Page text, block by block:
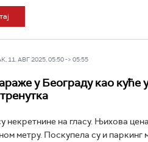
АВГ 2025, 05:50 -> 05:55
у Београду као куће
некретнине на гласу. Њихова
метру. Поскупела су и